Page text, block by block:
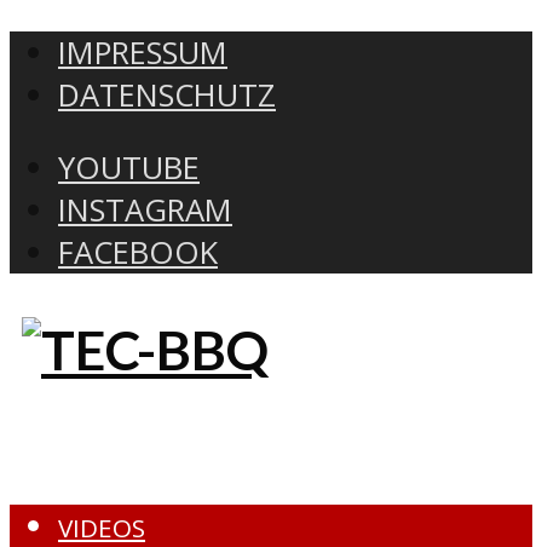
IMPRESSUM
DATENSCHUTZ
YOUTUBE
INSTAGRAM
FACEBOOK
VIDEOS